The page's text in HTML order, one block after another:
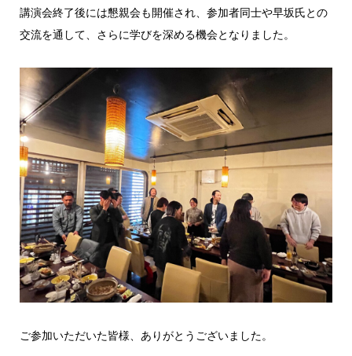
講演会終了後には懇親会も開催され、参加者同士や早坂氏との
交流を通して、さらに学びを深める機会となりました。
ご参加いただいた皆様、ありがとうございました。